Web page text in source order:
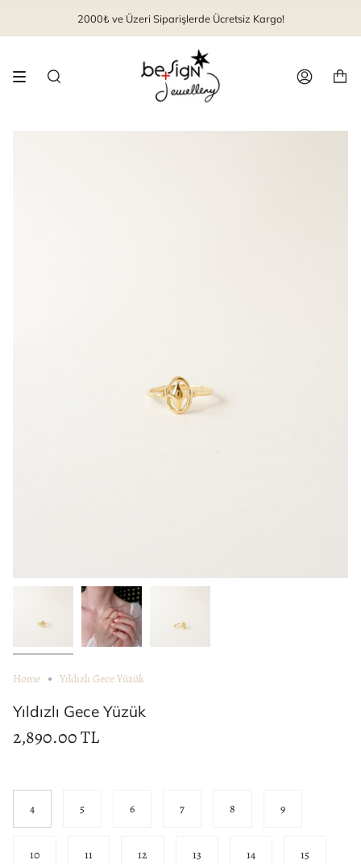
2000₺ ve Üzeri Siparişlerde Ücretsiz Kargo!
Arama Hesap
Home Yıldızlı Gece Yüzük
Yıldızlı Gece Yüzük
2,890.00 TL
Yüzük
Ölçüsü
4 5 6 7 8 9
10 11 12 13 14 15